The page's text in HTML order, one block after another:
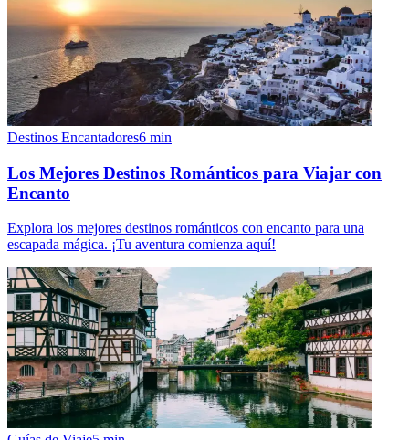
Destinos Encantadores6 min
Los Mejores Destinos Románticos para Viajar con
Encanto
Explora los mejores destinos románticos con encanto para una
escapada mágica. ¡Tu aventura comienza aquí!